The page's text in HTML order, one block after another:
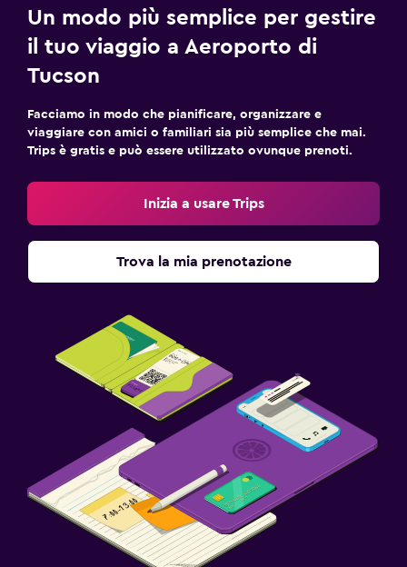
Un modo più semplice per gestire
il tuo viaggio a Aeroporto di
Tucson
Facciamo in modo che pianificare, organizzare e
viaggiare con amici o familiari sia più semplice che mai.
Trips è gratis e può essere utilizzato ovunque prenoti.
Inizia a usare Trips
Trova la mia prenotazione